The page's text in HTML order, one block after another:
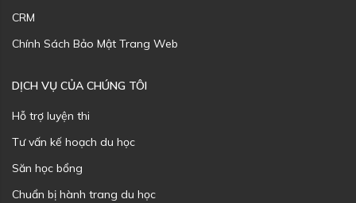
CRM
Chính Sách Bảo Mật Trang Web
DỊCH VỤ CỦA CHÚNG TÔI
Hỗ trợ luyện thi
Tư vấn kế hoạch du học
Săn học bổng
Chuẩn bị hành trang du học